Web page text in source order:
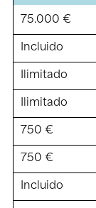
75.000 €
Incluido
Ilimitado
Ilimitado
750 €
750 €
Incluido